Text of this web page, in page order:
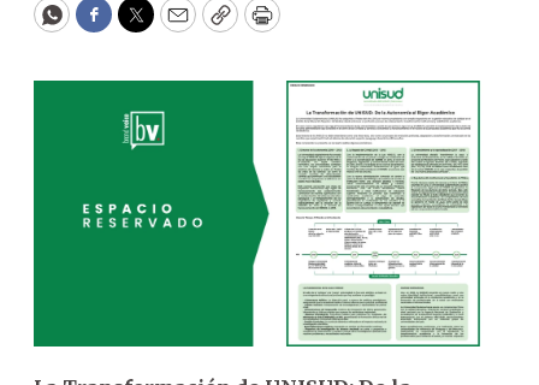
WhatsApp
Facebook
Twitter
EmailCopyPrint